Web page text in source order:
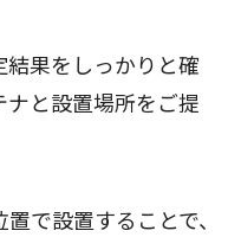
果をしっかりと確
と設置場所をご提
で設置することで、